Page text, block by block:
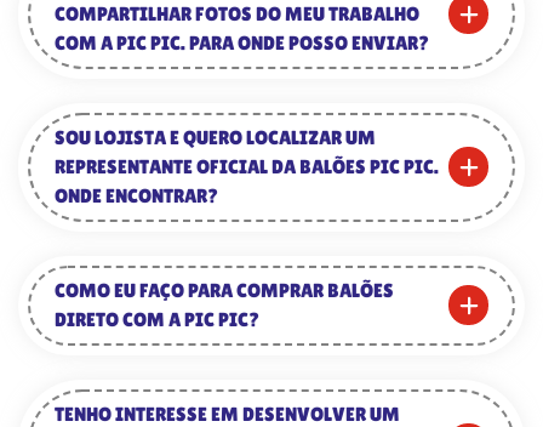
COMPARTILHAR FOTOS DO MEU TRABALHO
COM A PIC PIC. PARA ONDE POSSO ENVIAR?
SOU LOJISTA E QUERO LOCALIZAR UM
REPRESENTANTE OFICIAL DA BALÕES PIC PIC.
ONDE ENCONTRAR?
COMO EU FAÇO PARA COMPRAR BALÕES
DIRETO COM A PIC PIC?
TENHO INTERESSE EM DESENVOLVER UM